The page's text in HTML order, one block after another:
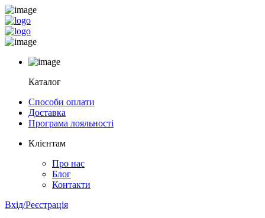
Каталог
Способи оплати
Доставка
Програма лояльності
Клієнтам
Про нас
Блог
Контакти
Вхід/Реєстрація